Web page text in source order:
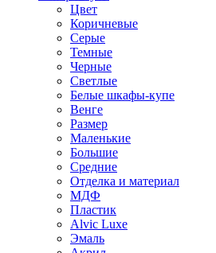
Цвет
Коричневые
Серые
Темные
Черные
Светлые
Белые шкафы-купе
Венге
Размер
Маленькие
Большие
Средние
Отделка и материал
МДФ
Пластик
Alvic Luxe
Эмаль